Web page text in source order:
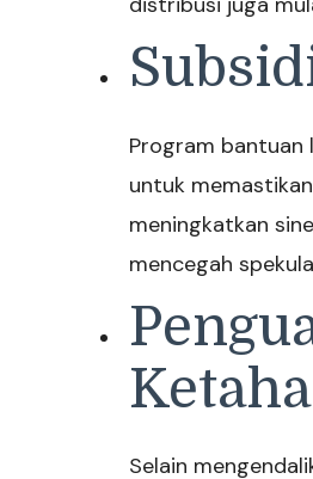
Program
untuk
meningkatkan
mencegah
Selain